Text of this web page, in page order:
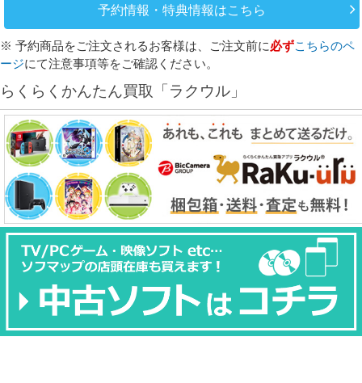
予約情報・特典情報はこちら
※ 予約商品をご注文されるお客様は、ご注文前に必ずこちらのペ
ージにて注意事項等をご確認ください。
らくらくかんたん買取「ラクウル」